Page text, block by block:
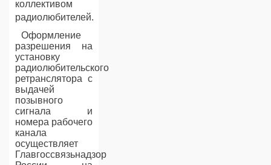
коллективом
радиолюбителей.
Оформление
разрешения на
установку
радиолюбительского
ретранслятора с
выдачей
позывного
сигнала и
номера рабочего
канала
осуществляет
Главгоссвязьнадзор